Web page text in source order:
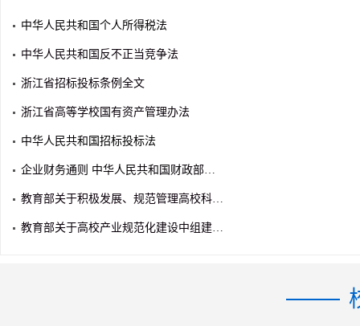
中华人民共和国个人所得税法
中华人民共和国反不正当竞争法
浙江省招标投标条例全文
浙江省高等学校国有资产管理办法
中华人民共和国招标投标法
企业财务通则 中华人民共和国财政部…
教育部关于积极发展、规范管理高校科…
教育部关于高校产业规范化建设中组建…